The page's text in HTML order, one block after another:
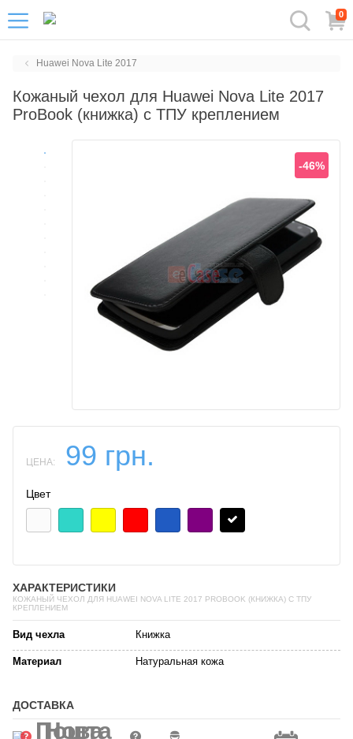
0
Huawei Nova Lite 2017
Кожаный чехол для Huawei Nova Lite 2017
ProBook (книжка) с ТПУ креплением
-46%
ЦЕНА: 99 грн.
Цвет
ХАРАКТЕРИСТИКИ
КОЖАНЫЙ ЧЕХОЛ ДЛЯ HUAWEI NOVA LITE 2017 PROBOOK (КНИЖКА) С ТПУ
КРЕПЛЕНИЕМ
Вид чехла Книжка
Материал Натуральная кожа
ДОСТАВКА